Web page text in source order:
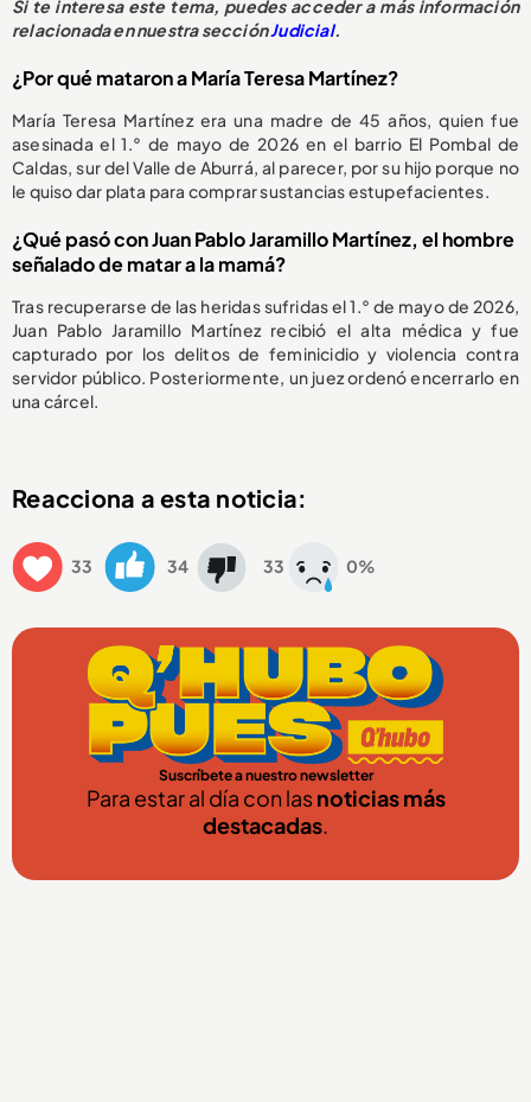
Si te interesa este tema, puedes acceder a más información
relacionada en nuestra secciónJudicial.
¿Por qué mataron a María Teresa Martínez?
María Teresa Martínez era una madre de 45 años, quien fue
asesinada el 1.° de mayo de 2026 en el barrio El Pombal de
Caldas, sur del Valle de Aburrá, al parecer, por su hijo porque no
le quiso dar plata para comprar sustancias estupefacientes.
¿Qué pasó con Juan Pablo Jaramillo Martínez, el hombre
señalado de matar a la mamá?
Tras recuperarse de las heridas sufridas el 1.° de mayo de 2026,
Juan Pablo Jaramillo Martínez recibió el alta médica y fue
capturado por los delitos de feminicidio y violencia contra
servidor público. Posteriormente, un juez ordenó encerrarlo en
una cárcel.
Reacciona a esta noticia:
33 34 33 0%
Suscríbete a nuestro newsletter
Para estar al día con lasnoticias más
destacadas.